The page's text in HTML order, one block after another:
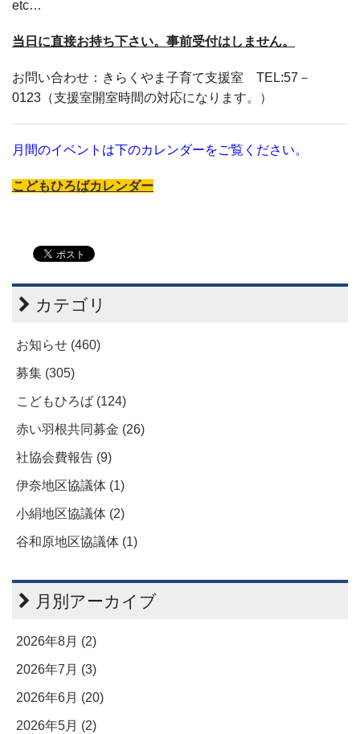
etc…
当日に直接お持ち下さい。事前受付はしません。
お問い合わせ：きらくやま子育て支援室
TEL:57－
0123（支援室開室時間の対応になります。）
月間のイベントは下のカレンダーをご覧ください。
こどもひろばカレンダー
カテゴリ
お知らせ (460)
募集 (305)
こどもひろば (124)
赤い羽根共同募金 (26)
社協会費報告 (9)
伊奈地区協議体 (1)
小絹地区協議体 (2)
谷和原地区協議体 (1)
月別アーカイブ
2026年8月 (2)
2026年7月 (3)
2026年6月 (20)
2026年5月 (2)